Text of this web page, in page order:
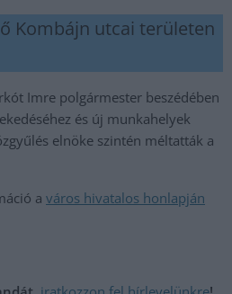
Kombájn utcai területen
Imre polgármester beszédében
és új munkahelyek
elnöke szintén méltatták a
a város hivatalos honlapján